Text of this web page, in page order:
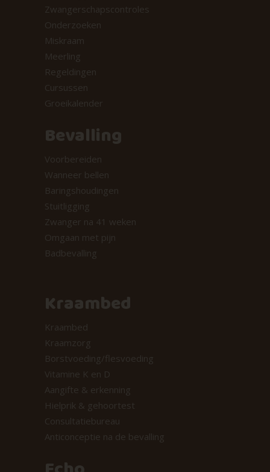
Zwangerschapscontroles
Onderzoeken
Miskraam
Meerling
Regeldingen
Cursussen
Groeikalender
Bevalling
Voorbereiden
Wanneer bellen
Baringshoudingen
Stuitligging
Zwanger na 41 weken
Omgaan met pijn
Badbevalling
Kraambed
Kraambed
Kraamzorg
Borstvoeding/flesvoeding
Vitamine K en D
Aangifte & erkenning
Hielprik & gehoortest
Consultatiebureau
Anticonceptie na de bevalling